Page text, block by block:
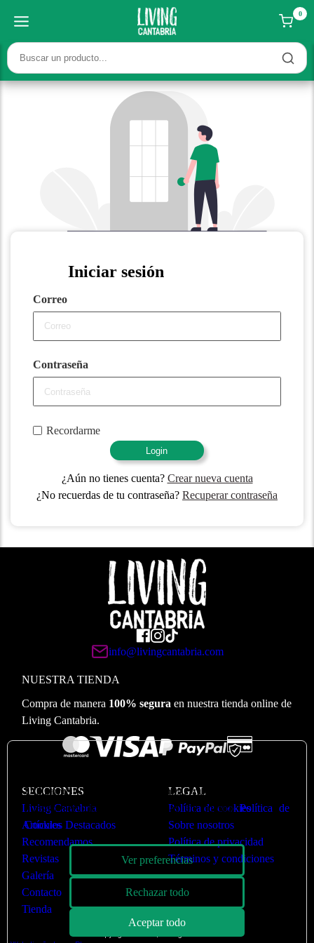
0
Iniciar sesión
Correo
Contraseña
Recordarme
Login
¿Aún no tienes cuenta? Crear nueva cuenta
¿No recuerdas de tu contraseña? Recuperar contraseña
info@livingcantabria.com
NUESTRA TIENDA
Compra de manera 100% segura en nuestra tienda online de
Living Cantabria.
SECCIONES
Living Cantabria
Artículos Destacados
Recomendamos
Revistas
Galería
Contacto
Tienda
LEGAL
Política de cookies
Sobre nosotros
Política de privacidad
Términos y condiciones
Utilizamos cookies para optimizar nuestro sitio web y
nuestro servicio. Puede ver más en nuestraPolítica de
Cookies
Ver preferencias
Rechazar todo
Aceptar todo